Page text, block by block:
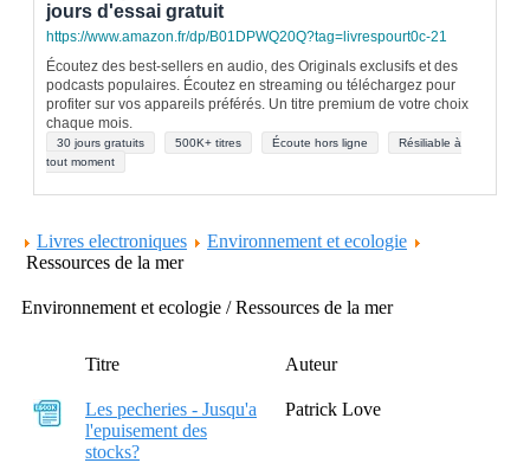
jours d'essai gratuit
https://www.amazon.fr/dp/B01DPWQ20Q?tag=livrespourt0c-21
Écoutez des best-sellers en audio, des Originals exclusifs et des
podcasts populaires. Écoutez en streaming ou téléchargez pour
profiter sur vos appareils préférés. Un titre premium de votre choix
chaque mois.
30 jours gratuits 500K+ titres Écoute hors ligne
Résiliable à
tout moment
Livres electroniques
Environnement et ecologie
Ressources de la mer
Environnement et ecologie / Ressources de la mer
Titre Auteur
Les pecheries - Jusqu'a
l'epuisement des
stocks?
Patrick Love